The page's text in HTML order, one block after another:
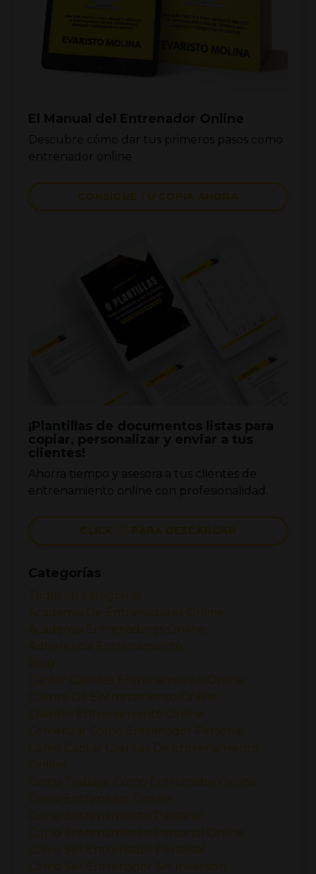
Descubre cómo dar tus primeros pasos como
entrenador online
CONSIGUE TU COPIA AHORA
Ahorra tiempo y asesora a tus clientes de
entrenamiento online con profesionalidad.
CLICK 👉🏼 PARA DESCARGAR
Todas las categorías
Academia De Entrenadores Online
Academia Entrenadores Online
Adherencia Entrenamiento
Blog
Captar Clientes Entrenamiento Online
Cliente De Entrenamiento Online
Clientes Entrenamiento Online
Comenzar Como Entrenador Personal
Como Captar Clientes De Entrenamiento
Online
Como Trabajar Como Entrenador Online
Curso Entrenador Online
Curso Entrenamiento Personal
Curso Entrenamiento Personal Online
Cómo Ser Entrenador Personal
Cómo Ser Entrenador Sin Inversión